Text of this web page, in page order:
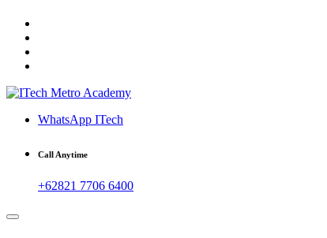
WhatsApp ITech
Call Anytime
+62821 7706 6400